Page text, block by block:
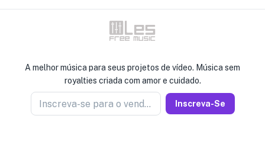
A melhor música para seus projetos de vídeo. Música sem
royalties criada com amor e cuidado.
Inscreva-se para o vendedor de notícias Inscreva-Se